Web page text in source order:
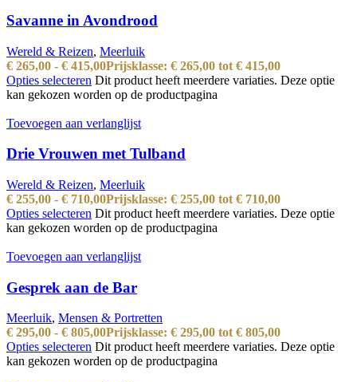
Savanne in Avondrood
Wereld & Reizen, Meerluik
€ 265,00 - € 415,00Prijsklasse: € 265,00 tot € 415,00
Opties selecteren Dit product heeft meerdere variaties. Deze optie
kan gekozen worden op de productpagina
Toevoegen aan verlanglijst
Drie Vrouwen met Tulband
Wereld & Reizen, Meerluik
€ 255,00 - € 710,00Prijsklasse: € 255,00 tot € 710,00
Opties selecteren Dit product heeft meerdere variaties. Deze optie
kan gekozen worden op de productpagina
Toevoegen aan verlanglijst
Gesprek aan de Bar
Meerluik, Mensen & Portretten
€ 295,00 - € 805,00Prijsklasse: € 295,00 tot € 805,00
Opties selecteren Dit product heeft meerdere variaties. Deze optie
kan gekozen worden op de productpagina